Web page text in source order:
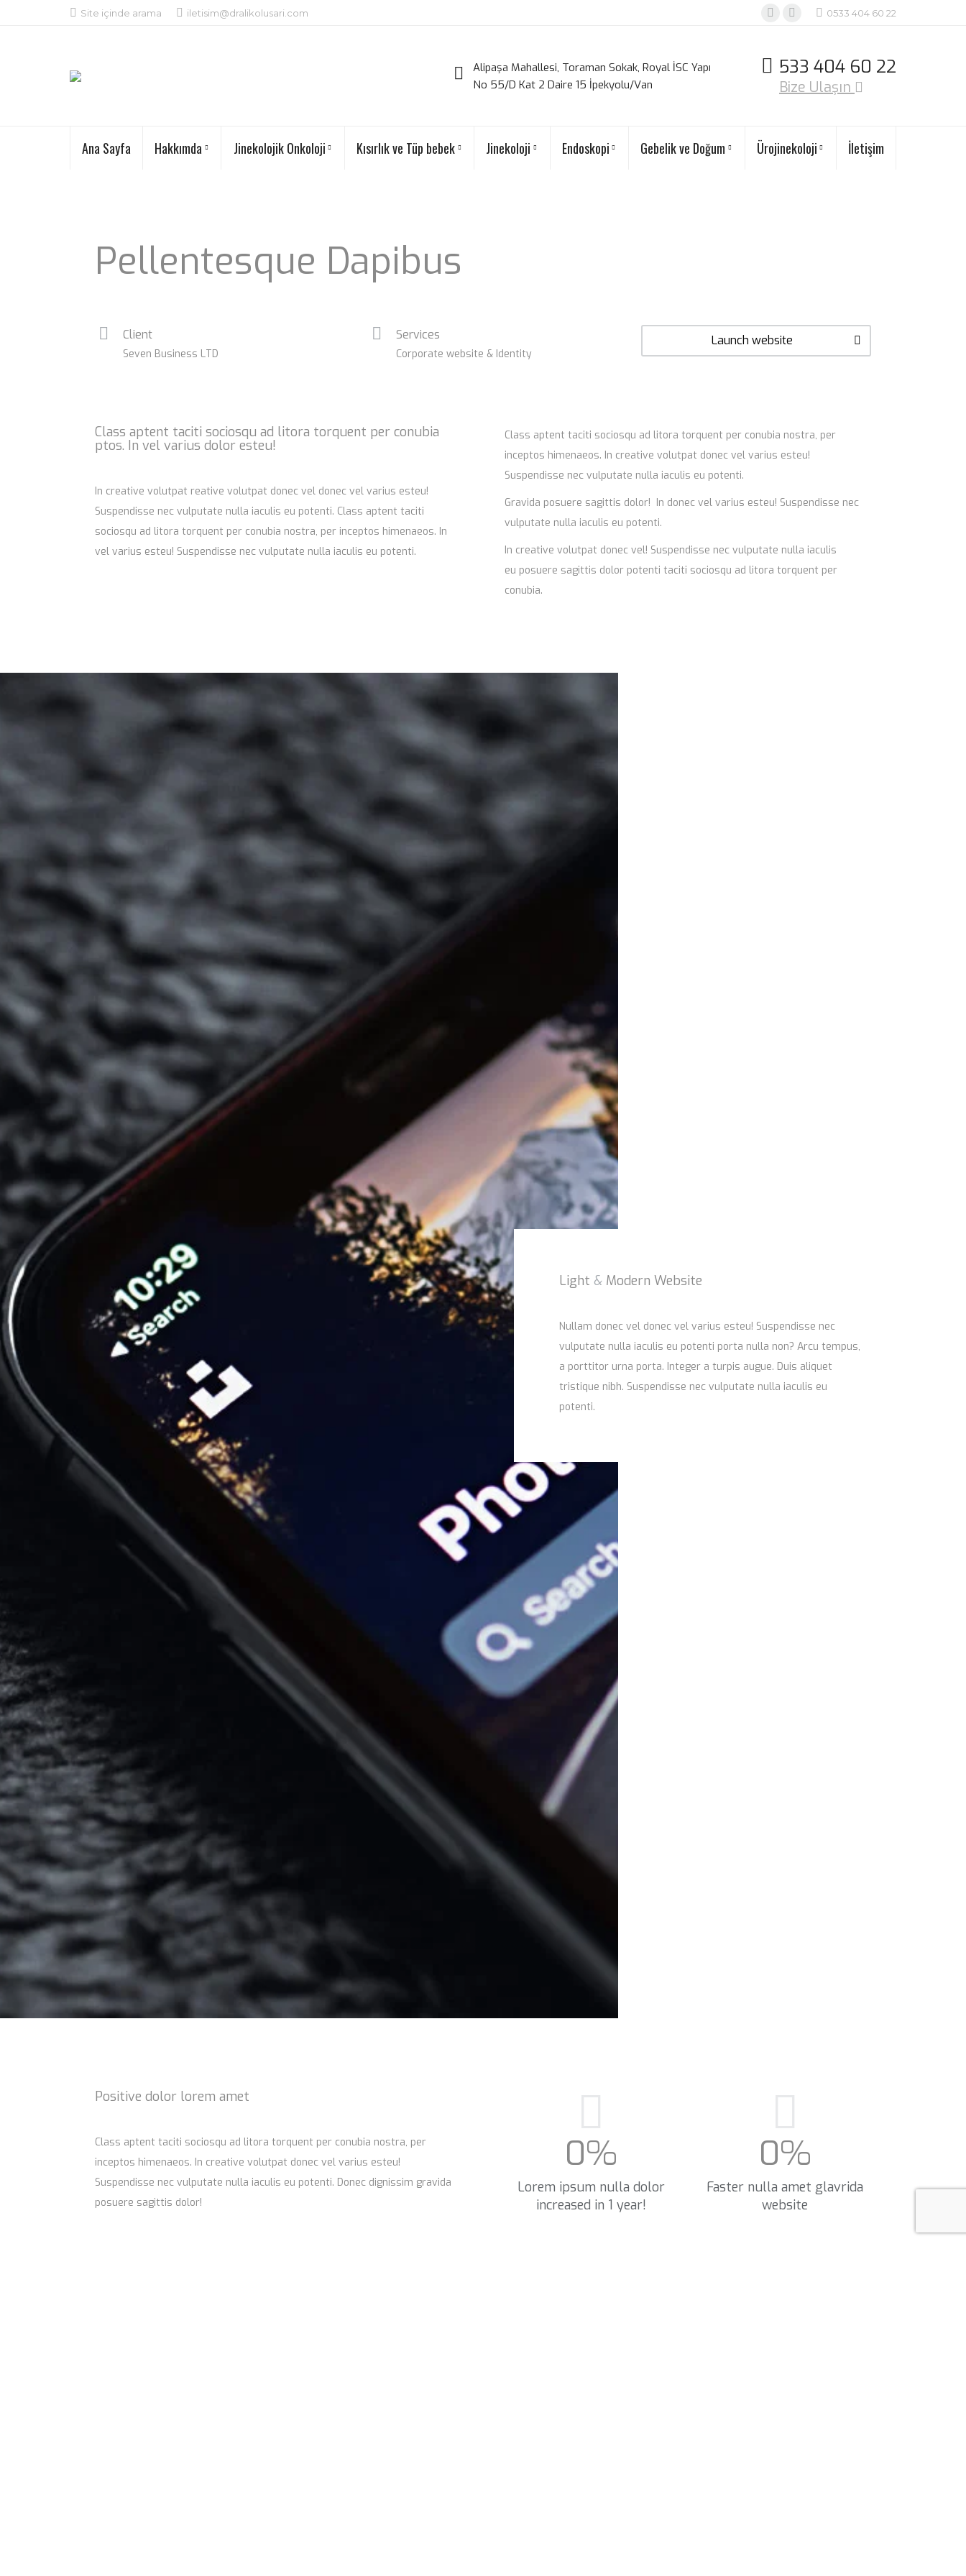
Site içinde arama iletisim@dralikolusari.com 0533 404 60 22
Alipaşa Mahallesi, Toraman Sokak, Royal İSC Yapı
No 55/D Kat 2 Daire 15 İpekyolu/Van
533 404 60 22‬
Bize Ulaşın
Ana Sayfa Hakkımda Jinekolojik Onkoloji Kısırlık ve Tüp bebek Jinekoloji Endoskopi Gebelik ve Doğum Ürojinekoloji İletişim
Pellentesque Dapibus
Client
Seven Business LTD
Services
Corporate website & Identity
Launch website
Class aptent taciti sociosqu ad litora torquent per conubia
ptos. In vel varius dolor esteu!
In creative volutpat reative volutpat donec vel donec vel varius esteu!
Suspendisse nec vulputate nulla iaculis eu potenti. Class aptent taciti
sociosqu ad litora torquent per conubia nostra, per inceptos himenaeos. In
vel varius esteu! Suspendisse nec vulputate nulla iaculis eu potenti.
Class aptent taciti sociosqu ad litora torquent per conubia nostra, per
inceptos himenaeos. In creative volutpat donec vel varius esteu!
Suspendisse nec vulputate nulla iaculis eu potenti.
Gravida posuere sagittis dolor! In donec vel varius esteu! Suspendisse nec
vulputate nulla iaculis eu potenti.
In creative volutpat donec vel! Suspendisse nec vulputate nulla iaculis
eu posuere sagittis dolor potenti taciti sociosqu ad litora torquent per
conubia.
Light &Modern Website
Nullam donec vel donec vel varius esteu! Suspendisse nec
vulputate nulla iaculis eu potenti porta nulla non? Arcu tempus,
a porttitor urna porta. Integer a turpis augue. Duis aliquet
tristique nibh. Suspendisse nec vulputate nulla iaculis eu
potenti.
Positive dolor lorem amet
Class aptent taciti sociosqu ad litora torquent per conubia nostra, per
inceptos himenaeos. In creative volutpat donec vel varius esteu!
Suspendisse nec vulputate nulla iaculis eu potenti. Donec dignissim gravida
posuere sagittis dolor!
0%
Lorem ipsum nulla dolor
increased in 1 year!
0%
Faster nulla amet glavrida
website​